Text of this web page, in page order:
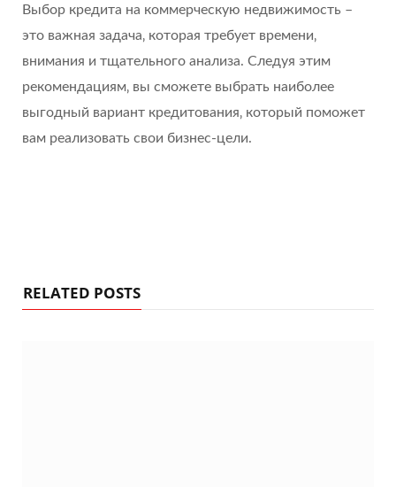
Выбор кредита на коммерческую недвижимость –
это важная задача‚ которая требует времени‚
внимания и тщательного анализа. Следуя этим
рекомендациям‚ вы сможете выбрать наиболее
выгодный вариант кредитования‚ который поможет
вам реализовать свои бизнес-цели.
RELATED POSTS